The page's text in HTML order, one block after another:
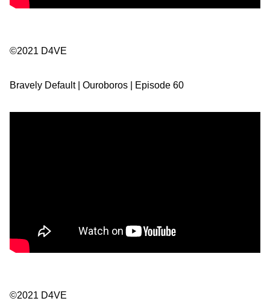
©2021 D4VE
Bravely Default | Ouroboros | Episode 60
©2021 D4VE